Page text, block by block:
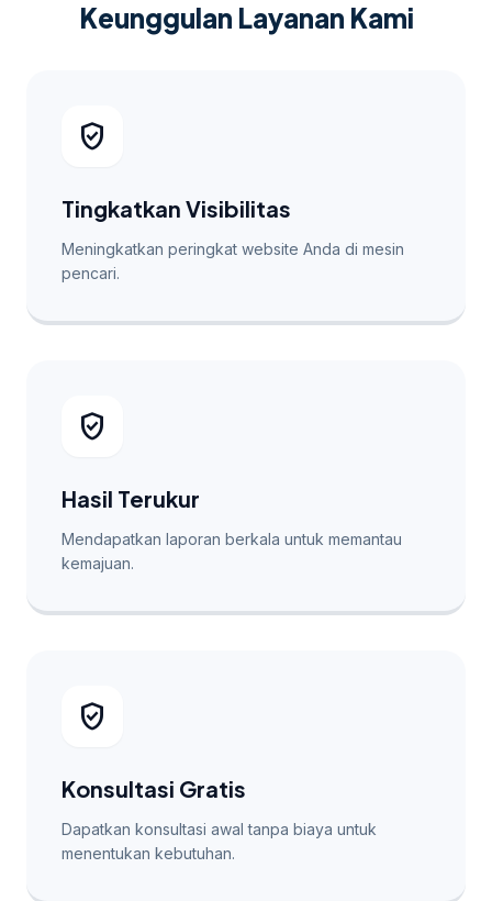
Keunggulan Layanan Kami
verified_user
Tingkatkan Visibilitas
Meningkatkan peringkat website Anda di mesin
pencari.
verified_user
Hasil Terukur
Mendapatkan laporan berkala untuk memantau
kemajuan.
verified_user
Konsultasi Gratis
Dapatkan konsultasi awal tanpa biaya untuk
menentukan kebutuhan.